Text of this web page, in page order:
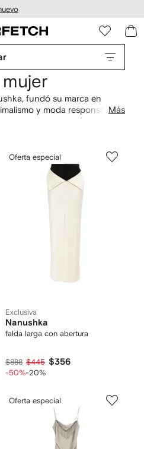
fundó su marca en
y moda responsable.
hasta abrigos Alamo
son el complemento ideal
vestidosinspirados en
en tonos pastel de la marca.
Más
Oferta especial
Exclusiva
Nanushka
falda larga con abertura
$888 $445 $356
-50%-20%
Oferta especial